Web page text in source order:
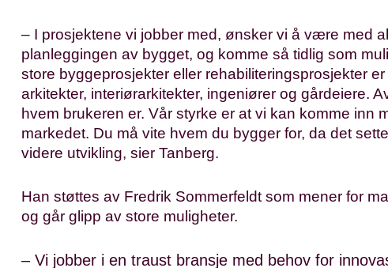
– I prosjektene vi jobber med, ønsker vi å være med
planleggingen av bygget, og komme så tidlig som
store byggeprosjekter eller rehabiliteringsprosjekter
arkitekter, interiørarkitekter, ingeniører og gårdeiere.
hvem brukeren er. Vår styrke er at vi kan komme inn
markedet. Du må vite hvem du bygger for, da det
videre utvikling, sier Tanberg.
Han støttes av Fredrik Sommerfeldt som mener for
og går glipp av store muligheter.
– Vi jobber i en traust bransje med behov for